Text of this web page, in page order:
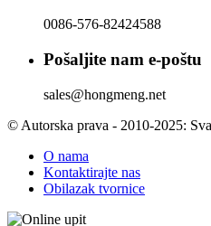
0086-576-82424588
Pošaljite nam e-poštu
sales@hongmeng.net
© Autorska prava - 2010-2025:
O nama
Kontaktirajte nas
Obilazak tvornice